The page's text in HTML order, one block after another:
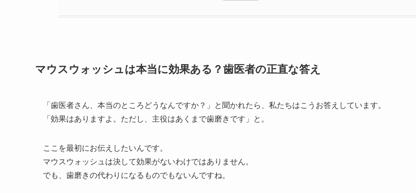
マウスウォッシュは本当に効果ある？歯医者の正直な答え
「歯医者さん、本当のところどうなんですか？」と聞かれたら、私たちはこうお答えしています。
「効果はありますよ。ただし、主役はあくまで歯磨きです」と。
ここを最初にお伝えしたいんです。
マウスウォッシュは決して効果がないわけではありません。
でも、歯磨きの代わりになるものでもないんですね。